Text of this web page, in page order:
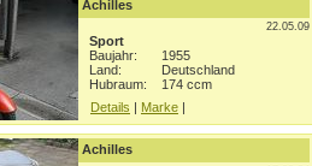
Achilles
22.05.09
Sport
Baujahr:
1955
Land:
Deutschland
Hubraum:
174 ccm
Details | Marke |
Achilles